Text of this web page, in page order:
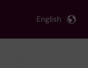
English